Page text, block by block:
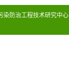
染防治工程技术研究中心